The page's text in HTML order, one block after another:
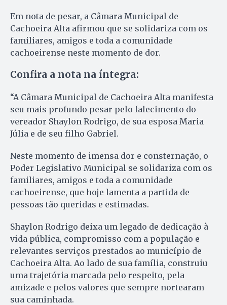
Em nota de pesar, a Câmara Municipal de
Cachoeira Alta afirmou que se solidariza com os
familiares, amigos e toda a comunidade
cachoeirense neste momento de dor.
Confira a nota na íntegra:
“A Câmara Municipal de Cachoeira Alta manifesta
seu mais profundo pesar pelo falecimento do
vereador Shaylon Rodrigo, de sua esposa Maria
Júlia e de seu filho Gabriel.
Neste momento de imensa dor e consternação, o
Poder Legislativo Municipal se solidariza com os
familiares, amigos e toda a comunidade
cachoeirense, que hoje lamenta a partida de
pessoas tão queridas e estimadas.
Shaylon Rodrigo deixa um legado de dedicação à
vida pública, compromisso com a população e
relevantes serviços prestados ao município de
Cachoeira Alta. Ao lado de sua família, construiu
uma trajetória marcada pelo respeito, pela
amizade e pelos valores que sempre nortearam
sua caminhada.